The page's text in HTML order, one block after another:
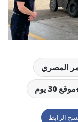
المصري
موقع 30 يوم
الرابط